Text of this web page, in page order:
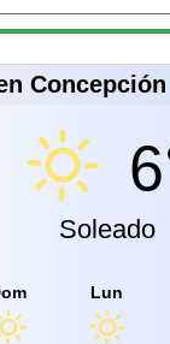
Soleado
Lun